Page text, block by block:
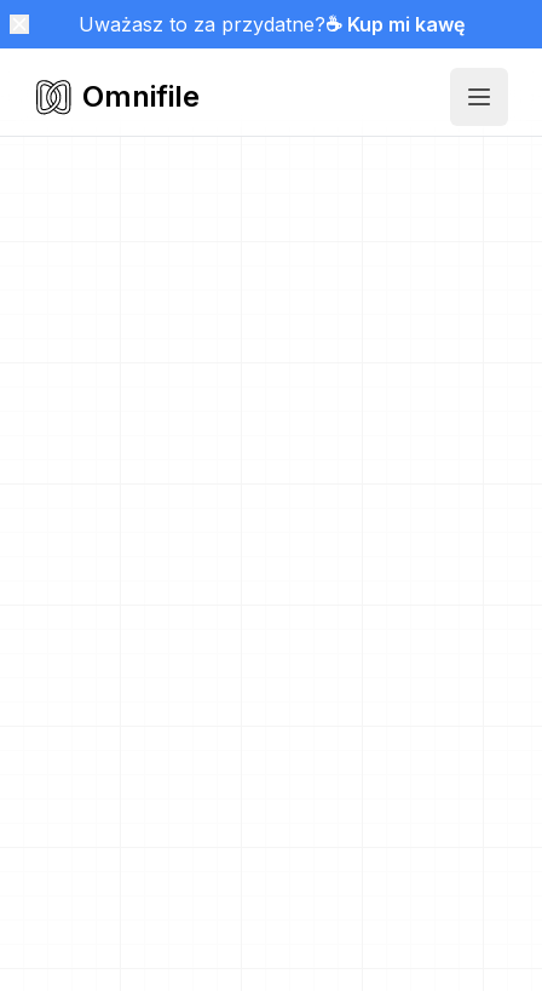
Uważasz to za przydatne?☕ Kup mi kawę
Omnifile